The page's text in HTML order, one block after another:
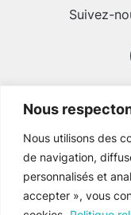
Nous
Nous utilisons des
de navigation,
personnalisés et
accepter », vous
Suivez-